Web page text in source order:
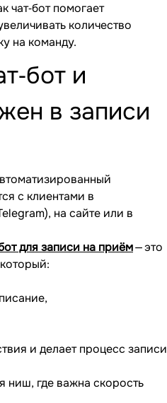
чат‐бот помогает
количество
на команду.
и
в записи
с клиентами в
на сайте или в
для записи на приём— это
и делает процесс записи
ниш, где важна скорость